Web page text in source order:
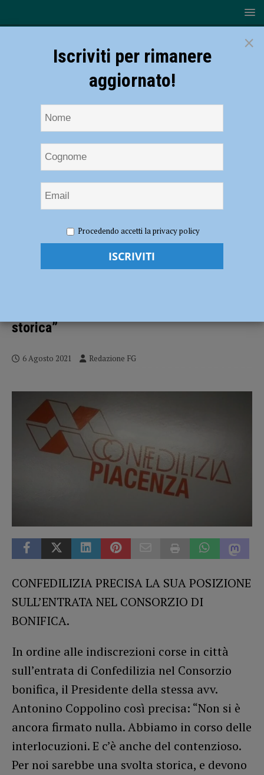
Consorzio di bonifica? Le precisazioni di Confedilizia: “In corso solo
interlocuzioni, sarebbe una svolta storica”
Ingresso nel Consorzio di bonifica? Le
storica”
6 Agosto 2021 Redazione FG
CONFEDILIZIA PRECISA LA SUA POSIZIONE
SULL’ENTRATA NEL CONSORZIO DI
BONIFICA.
In ordine alle indiscrezioni corse in città
sull’entrata di Confedilizia nel Consorzio
bonifica, il Presidente della stessa avv.
Antonino Coppolino così precisa: “Non si è
ancora firmato nulla. Abbiamo in corso delle
interlocuzioni. E c’è anche del contenzioso.
Per noi sarebbe una svolta storica, e devono
×
Iscriviti per rimanere
aggiornato!
Procedendo accetti la privacy policy